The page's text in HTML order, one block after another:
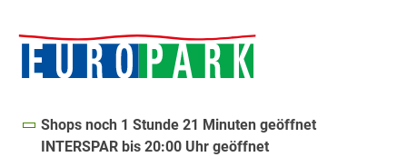
Shops noch 1 Stunde 21 Minuten geöffnet
INTERSPAR bis 20:00 Uhr geöffnet